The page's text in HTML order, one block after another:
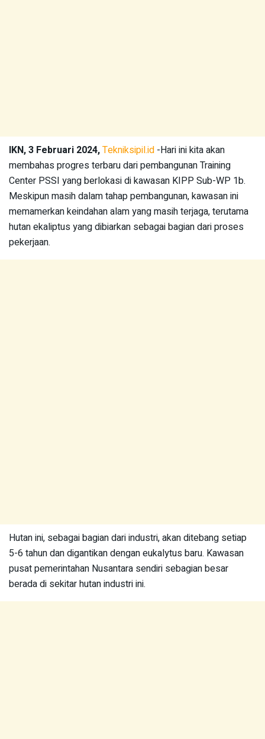
IKN, 3 Februari 2024,Tekniksipil.id -Hari ini kita akan
membahas progres terbaru dari pembangunan Training
Center PSSI yang berlokasi di kawasan KIPP Sub-WP 1b.
Meskipun masih dalam tahap pembangunan, kawasan ini
memamerkan keindahan alam yang masih terjaga, terutama
hutan ekaliptus yang dibiarkan sebagai bagian dari proses
pekerjaan.
Hutan ini, sebagai bagian dari industri, akan ditebang setiap
5-6 tahun dan digantikan dengan eukalytus baru. Kawasan
pusat pemerintahan Nusantara sendiri sebagian besar
berada di sekitar hutan industri ini.